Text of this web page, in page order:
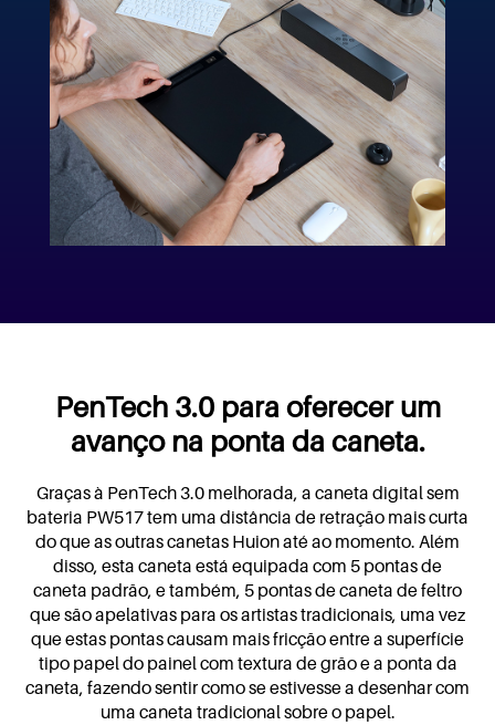
PenTech 3.0 para oferecer um
avanço na ponta da caneta.
Graças à PenTech 3.0 melhorada, a caneta digital sem
bateria PW517 tem uma distância de retração mais curta
do que as outras canetas Huion até ao momento. Além
disso, esta caneta está equipada com 5 pontas de
caneta padrão, e também, 5 pontas de caneta de feltro
que são apelativas para os artistas tradicionais, uma vez
que estas pontas causam mais fricção entre a superfície
tipo papel do painel com textura de grão e a ponta da
caneta, fazendo sentir como se estivesse a desenhar com
uma caneta tradicional sobre o papel.